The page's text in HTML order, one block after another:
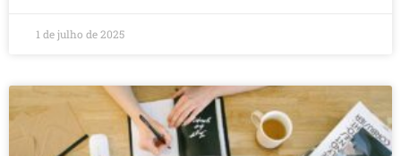
1 de julho de 2025